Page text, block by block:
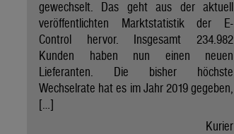
gewechselt. Das geht aus der aktuell
veröffentlichten Marktstatistik der E-
Control hervor. Insgesamt 234.982
Kunden haben nun einen neuen
Lieferanten. Die bisher höchste
Wechselrate hat es im Jahr 2019 gegeben,
[…]
Kurier